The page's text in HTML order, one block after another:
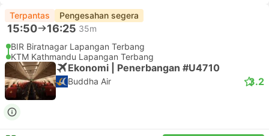
Terpantas Pengesahan segera
15:50 16:25 35m
BIR Biratnagar Lapangan Terbang
KTM Kathmandu Lapangan Terbang
Ekonomi | Penerbangan #U4710
Buddha Air 3.2